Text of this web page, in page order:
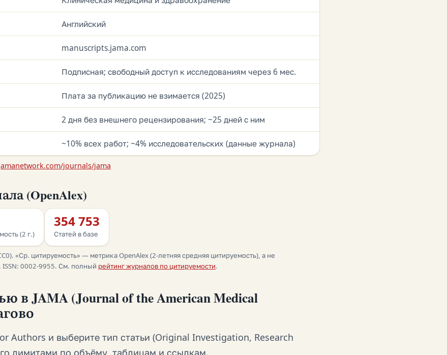
Английский
manuscripts.jama.com
Подписная; свободный доступ к исследованиям через 6 мес.
Плата за публикацию не взимается (2025)
2 дня без внешнего рецензирования; ~25 дней с ним
~10% всех работ; ~4% исследовательских (данные журнала)
journals/jama
(OpenAlex)
(2 г.)
354 753
Статей в базе
«Ср. цитируемость» — метрика OpenAlex (2-летняя средняя цитируемость), а не
ISSN: 0002-9955. См. полный рейтинг журналов по цитируемости.
в JAMA (Journal of the American Medical
Authors и выберите тип статьи (Original Investigation, Research